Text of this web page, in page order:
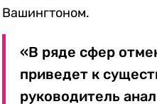
Вашингтоном.
«В ряде сфер
приведет к
руководитель